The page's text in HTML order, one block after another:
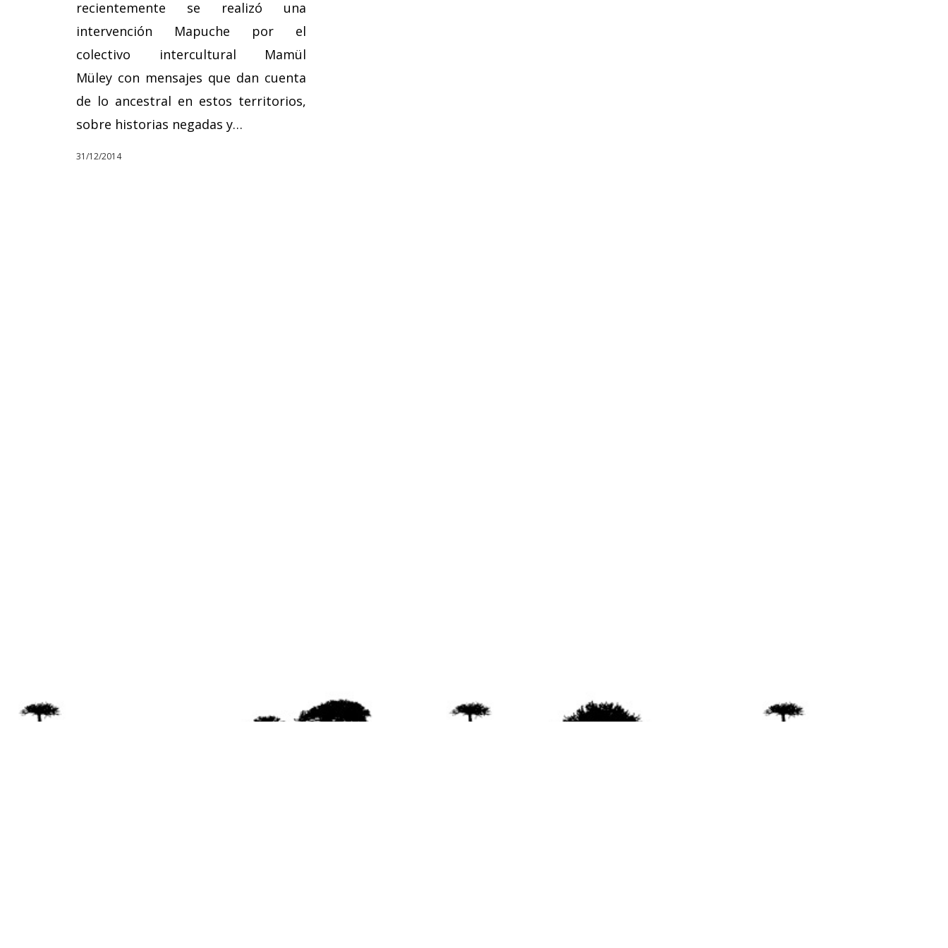
recientemente se realizó una
intervención Mapuche por el
colectivo intercultural Mamül
Müley con mensajes que dan cuenta
de lo ancestral en estos territorios,
sobre historias negadas y…
31/12/2014